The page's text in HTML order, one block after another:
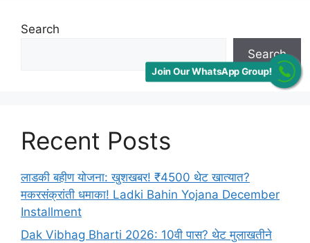
Search
Search
Recent Posts
लाडकी बहीण योजना: खुशखबर! ₹4500 थेट खात्यात?
मकरसंक्रांती धमाका! Ladki Bahin Yojana December
Installment
Dak Vibhag Bharti 2026: 10वी पास? थेट मुलाखतीने
Join Our WhatsApp Group!